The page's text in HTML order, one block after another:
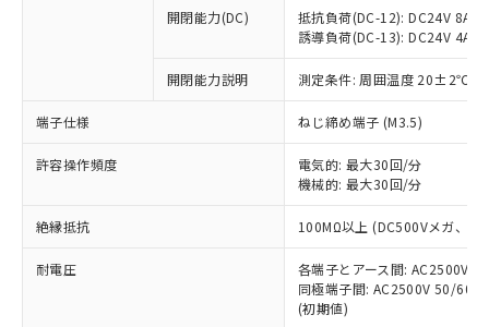
開閉能力(DC)
抵抗負荷(DC-12): DC24V 8A/
誘導負荷(DC-13): DC24V 4A/
開閉能力説明 測定条件: 周囲温度 20±2℃、
端子仕様 ねじ締め端子 (M3.5)
許容操作頻度
電気的: 最大30回/分
機械的: 最大30回/分
絶縁抵抗 100MΩ以上 (DC500Vメガ、点
耐電圧
各端子とアース間: AC2500V
同極端子間: AC2500V 50/
(初期値)
ご利用ください。
本サービスは、当社制御機器事業取扱
商品の当社在庫状況および標準価格
(税抜)を提供させていただくもので
当社制御機器事業取扱商品の中には、
本サービスの対象外となる商品もある
ことをご了承ください。
在庫状況および標準価格照会結果は、
記載している更新日時点での社内デー
タに基づき作成されるものであり、閲
覧された時点での実際の在庫および標
準価格とは異なる場合があることをご
定はありません。
調査・確認中：EU RoHS指令（10物質）の
非含有の対応状況を調査中または確認中の
非該当品：ライセンス料など無形物で、有
害物質有無と関係のない商品です。
仕入先様の事情により、非含有部品として
いたものが、含有品と判明した場合などや
むを得ず変更することがあります。
六価クロム(Cr(Ⅵ)) 1000ppm以下、ポリ臭化ビフェニル
類(PBB) 1000ppm以下、ポリ臭化ジフェニルエーテル類
「○」：最大均質材料含有率が中国RoHSの
基準値以下であることを示します。
「×」：最大均質材料含有率が中国RoHSの
基準値を超えていることを示します。
「－」：未確認です。当社販売部門へお問
*中国RoHS10物質の基準値 (GB/T26572)：
Pb(鉛) :1000ppm、 Hg(水銀) : 1000ppm、 Cd(カドミウ
Cr(Ⅵ)(六価クロム) : 1000ppm、 PBBs(ポリ臭化ビフェ
当社は、これら貴社製品のうち、外国
為替および外国貿易法に定める商品
（以下｢規制貨物等」という）を輸出
または国外への提供する場合は、日本
国政府の輸出許可(または役務取引許
可)を取得するなどの必要な手続きを